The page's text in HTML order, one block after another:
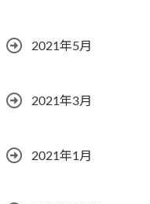
2021年5月
2021年3月
2021年1月